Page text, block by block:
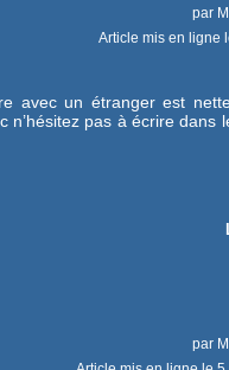
par
Article mis en ligne
avec un étranger est
n’hésitez pas à écrire dans
par